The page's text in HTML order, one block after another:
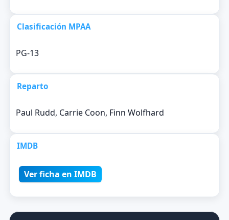
Clasificación MPAA
PG-13
Reparto
Paul Rudd, Carrie Coon, Finn Wolfhard
IMDB
Ver ficha en IMDB